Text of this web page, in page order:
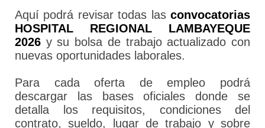
Aquí podrá revisar todas las convocatorias
HOSPITAL REGIONAL LAMBAYEQUE
2026 y su bolsa de trabajo actualizado con
nuevas oportunidades laborales.
Para cada oferta de empleo podrá
descargar las bases oficiales donde se
detalla los requisitos, condiciones del
contrato, sueldo, lugar de trabajo y sobre